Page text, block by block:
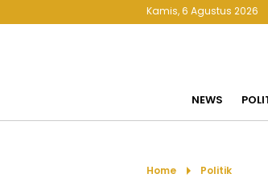
Kamis, 6 Agustus 2026
NEWS
Home arrow_right Politik